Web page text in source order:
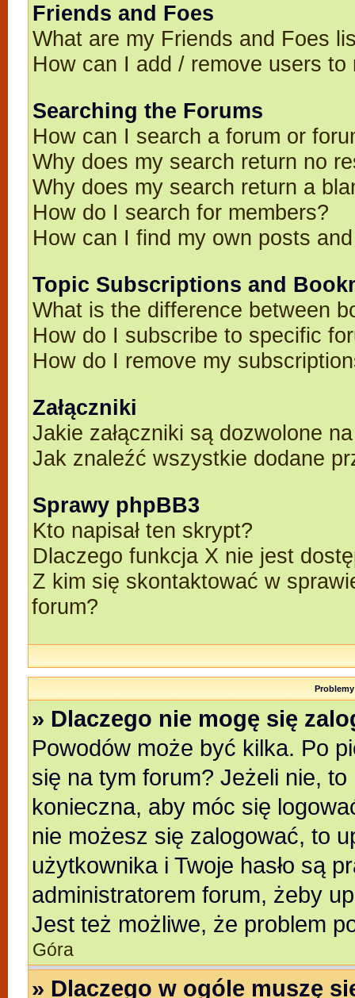
Friends and Foes
What are my Friends and Foes
How can I add / remove users
Searching the Forums
How can I search a forum or
Why does my search return no
Why does my search return a
How do I search for members?
How can I find my own posts
Topic Subscriptions and
What is the difference between
How do I subscribe to specific
How do I remove my
Załączniki
Jakie załączniki są dozwolone
Jak znaleźć wszystkie dodane
Sprawy phpBB3
Kto napisał ten skrypt?
Dlaczego funkcja X nie jest
Z kim się skontaktować w
forum?
» Dlaczego nie mogę się
Powodów może być kilka. Po
się na tym forum? Jeżeli nie,
konieczna, aby móc się
nie możesz się zalogować, to
użytkownika i Twoje hasło są
administratorem forum, żeby
Jest też możliwe, że problem
Góra
» Dlaczego w ogóle muszę